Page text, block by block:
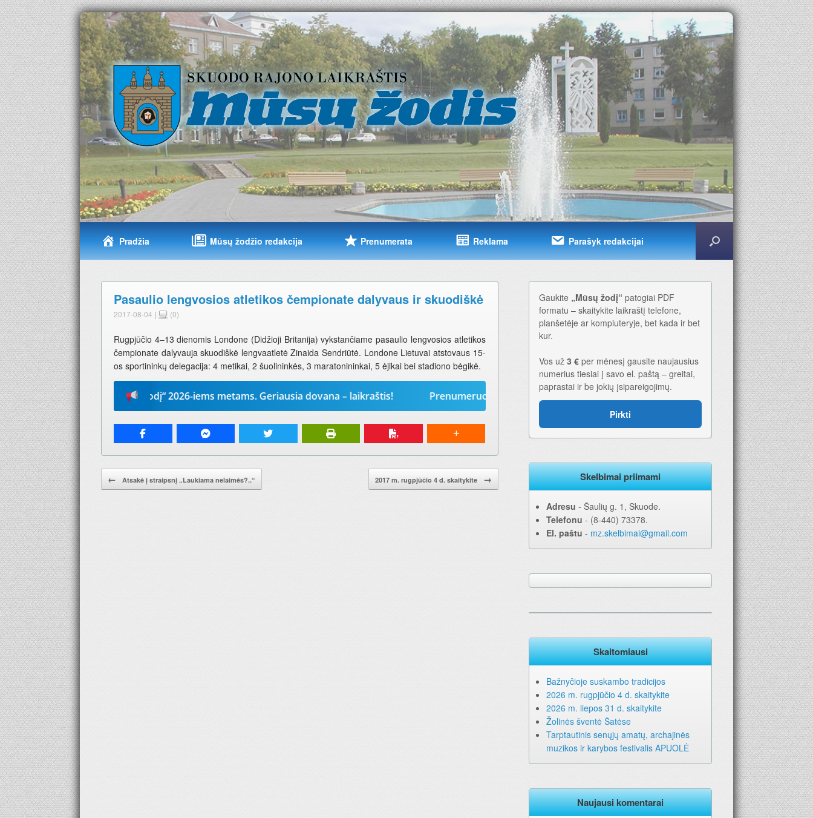
Pradžia Mūsų žodžio redakcija Prenumerata Reklama Parašyk redakcijai
Pasaulio lengvosios atletikos čempionate dalyvaus ir skuodiškė
2017-08-04 | (0)
Rugpjūčio 4–13 dienomis Londone (Didžioji Britanija) vykstančiame pasaulio lengvosios atletikos
čempionate dalyvauja skuodiškė lengvaatletė Zinaida Sendriūtė. Londone Lietuvai atstovaus 15-
os sportininkų delegacija: 4 metikai, 2 šuolininkės, 3 maratonininkai, 5 ėjikai bei stadiono bėgikė.
„Mūsų žodį“ 2026-iems metams. Geriausia dovana – laikraštis! Prenumeruokite „Mūsų žodį“ 2026-iems metams. Geriausia dovana – laikraštis!
Pranešimo navigacija.
← Atsakė į straipsnį „Laukiama nelaimės?..“ 2017 m. rugpjūčio 4 d. skaitykite →
Gaukite „Mūsų žodį“ patogiai PDF
formatu – skaitykite laikraštį telefone,
planšetėje ar kompiuteryje, bet kada ir bet
kur.
Vos už 3 € per mėnesį gausite naujausius
numerius tiesiai į savo el. paštą – greitai,
paprastai ir be jokių įsipareigojimų.
Pirkti
Skelbimai priimami
Adresu ‐ Šaulių g. 1, Skuode.
Telefonu ‐ (8-440) 73378.
El. paštu ‐ mz.skelbimai@gmail.com
Skaitomiausi
Bažnyčioje suskambo tradicijos
2026 m. rugpjūčio 4 d. skaitykite
2026 m. liepos 31 d. skaitykite
Žolinės šventė Šatėse
Tarptautinis senųjų amatų, archajinės
muzikos ir karybos festivalis APUOLĖ
Naujausi komentarai